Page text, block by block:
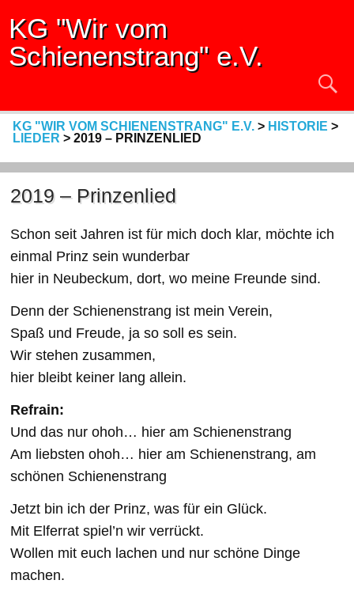
KG "Wir vom
Schienenstrang" e.V.
KG "WIR VOM SCHIENENSTRANG" E.V.> HISTORIE >
LIEDER > 2019 – PRINZENLIED
2019 – Prinzenlied
Schon seit Jahren ist für mich doch klar, möchte ich
einmal Prinz sein wunderbar
hier in Neubeckum, dort, wo meine Freunde sind.
Denn der Schienenstrang ist mein Verein,
Spaß und Freude, ja so soll es sein.
Wir stehen zusammen,
hier bleibt keiner lang allein.
Refrain:
Und das nur ohoh… hier am Schienenstrang
Am liebsten ohoh… hier am Schienenstrang, am
schönen Schienenstrang
Jetzt bin ich der Prinz, was für ein Glück.
Mit Elferrat spiel’n wir verrückt.
Wollen mit euch lachen und nur schöne Dinge
machen.